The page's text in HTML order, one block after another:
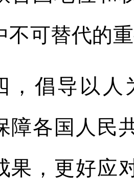
不可替代的
，倡导以人
障各国人民
果，更好应